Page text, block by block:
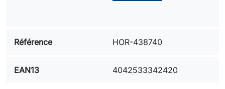
Référence HOR-438740
EAN13 4042533342420